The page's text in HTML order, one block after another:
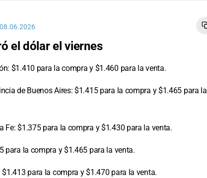
08.06.2026
el dólar el viernes
$1.410 para la compra y $1.460 para la venta.
de Buenos Aires: $1.415 para la compra y $1.465 para la
Fe: $1.375 para la compra y $1.430 para la venta.
para la compra y $1.465 para la venta.
$1.413 para la compra y $1.470 para la venta.